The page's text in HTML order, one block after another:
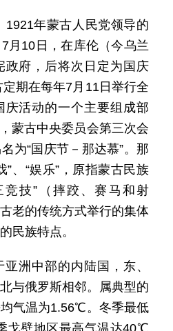
1921年蒙古人民党领导的
月10日，在库伦（今乌兰
政府，后将次日定为国庆
期在每年7月11日举行全
庆活动的一个主要组成部
蒙古中央委员会第三次会
为“国庆节－那达慕”。那
”、“娱乐”，原指蒙古民族
竞技”（摔跤、赛马和射
老的传统方式举行的集体
民族特点。
洲中部的内陆国，东、
与俄罗斯相邻。属典型的
气温为1.56℃。冬季最低
戈壁地区最高气温达40℃